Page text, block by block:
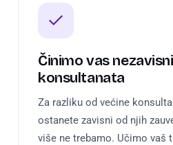
Činimo vas
konsultanata
Za razliku od većine
ostanete zavisni od njih
više ne trebamo. Učimo vaš